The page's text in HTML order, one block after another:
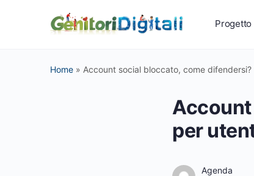
Progetto
Home » Account social bloccato, come
per
Agenda